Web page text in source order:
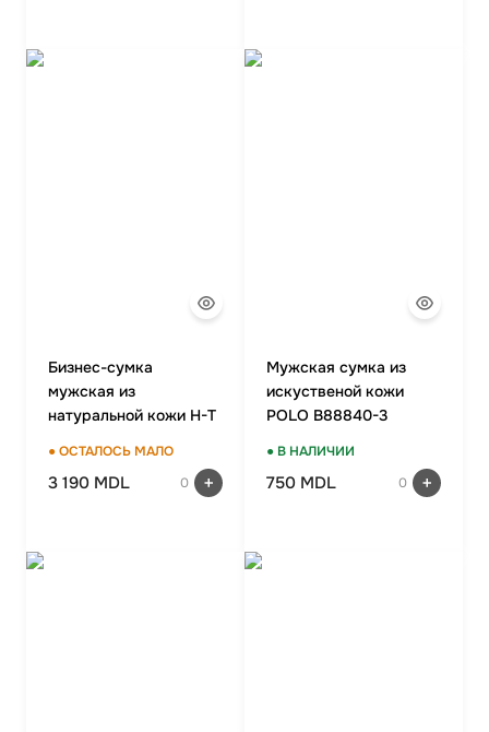
Бизнес-сумка
мужская из
натуральной кожи H-T
● ОСТАЛОСЬ МАЛО
3 190 MDL 0
Мужская сумка из
искуственой кожи
POLO B88840-3
● В НАЛИЧИИ
750 MDL 0